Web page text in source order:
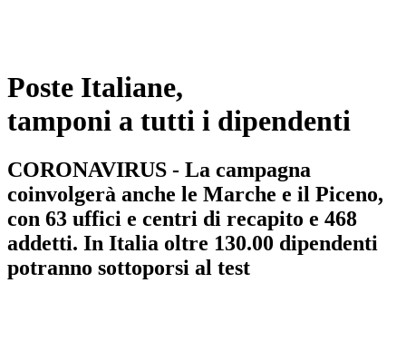
Poste Italiane,
tamponi a tutti i dipendenti
CORONAVIRUS - La campagna
coinvolgerà anche le Marche e il Piceno,
con 63 uffici e centri di recapito e 468
addetti. In Italia oltre 130.00 dipendenti
potranno sottoporsi al test